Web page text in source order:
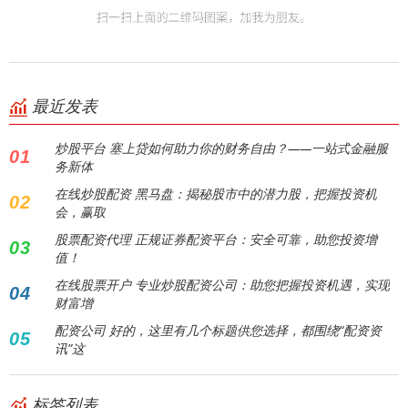
最近发表
01
炒股平台 塞上贷如何助力你的财务自由？——一站式金融服
务新体
02
在线炒股配资 黑马盘：揭秘股市中的潜力股，把握投资机
会，赢取
03
股票配资代理 正规证券配资平台：安全可靠，助您投资增
值！
04
在线股票开户 专业炒股配资公司：助您把握投资机遇，实现
财富增
05
配资公司 好的，这里有几个标题供您选择，都围绕“配资资
讯”这